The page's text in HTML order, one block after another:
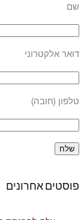
שם
דואר אלקטרוני
טלפון (חובה)
פוסטים אחרונים